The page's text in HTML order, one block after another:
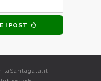
I POST